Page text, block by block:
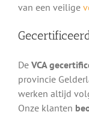
van een veilige
De VCA
provincie
werken altijd
Onze klanten